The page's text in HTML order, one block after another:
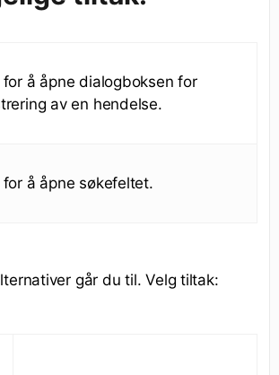
for å åpne dialogboksen for
av en hendelse.
for å åpne søkefeltet.
går du til. Velg tiltak: